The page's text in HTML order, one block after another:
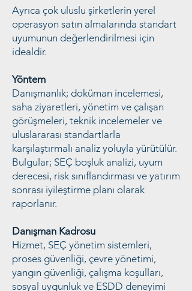
Ayrıca çok uluslu şirketlerin yerel
operasyon satın almalarında standart
uyumunun değerlendirilmesi için
idealdir.
Yöntem
Danışmanlık; doküman incelemesi,
saha ziyaretleri, yönetim ve çalışan
görüşmeleri, teknik incelemeler ve
uluslararası standartlarla
karşılaştırmalı analiz yoluyla yürütülür.
Bulgular; SEÇ boşluk analizi, uyum
derecesi, risk sınıflandırması ve yatırım
sonrası iyileştirme planı olarak
raporlanır.
Danışman Kadrosu
Hizmet, SEÇ yönetim sistemleri,
proses güvenliği, çevre yönetimi,
yangın güvenliği, çalışma koşulları,
sosyal uygunluk ve ESDD deneyimi